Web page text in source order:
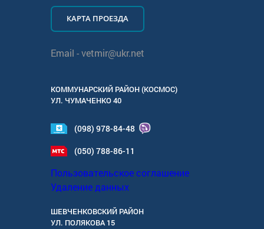
КАРТА ПРОЕЗДА
Email -vetmir@ukr.net
КОММУНАРСКИЙ РАЙОН (КОСМОС)
УЛ. ЧУМАЧЕНКО 40
(098) 978-84-48
(050) 788-86-11
Пользовательское соглашение
Удаление данных
ШЕВЧЕНКОВСКИЙ РАЙОН
УЛ. ПОЛЯКОВА 15